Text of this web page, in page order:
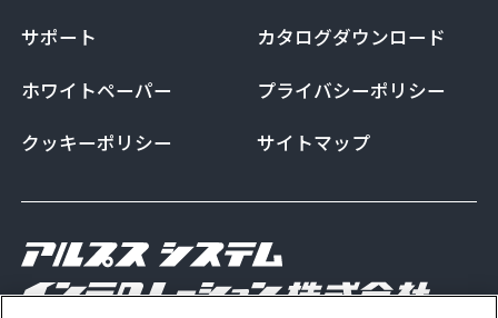
サポート
カタログダウンロード
ホワイトペーパー
プライバシーポリシー
クッキーポリシー
サイトマップ